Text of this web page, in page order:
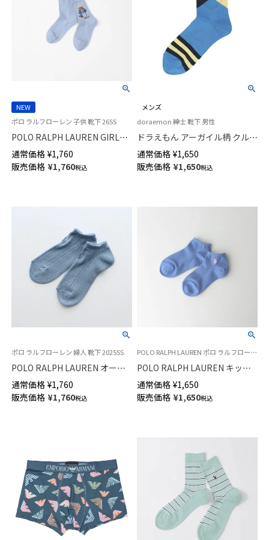
NEW
ポロ ラルフローレン 子供 靴下 26SS
POLO RALPH LAUREN GIRLS
ブルーベリー BEAR ポロベア キ
ッズ ソックス 04803754
通常価格 ¥1,760
販売価格 ¥1,760税込
メンズ
doraemon 紳士 靴下 男性
ドラえもん アーガイル柄 クル
ー丈 カジュアル ソックス メン
ズ 日本製 02462117
通常価格 ¥1,650
販売価格 ¥1,650税込
ポロ ラルフローレン 婦人 靴下 2025SS
POLO RALPH LAUREN オープ
ンテクスチャ スニーカー丈 ソ
ックス 日本製 レディース
03207965
通常価格 ¥1,760
販売価格 ¥1,760税込
POLO RALPH LAUREN ポロ ラルフローレンキッズ 子供 靴下
POLO RALPH LAUREN キッズ
FLAT KNIT LOWCUT フラット
ニット スニーカー丈 ソックス
日本製 04803725
通常価格 ¥1,650
販売価格 ¥1,650税込